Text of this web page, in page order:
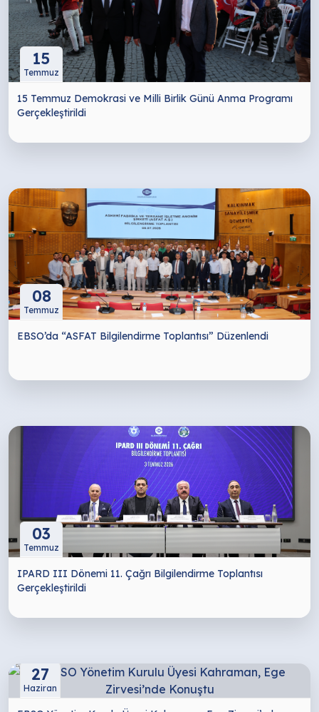
15
Temmuz
15 Temmuz Demokrasi ve Milli Birlik Günü Anma Programı
Gerçekleştirildi
08
Temmuz
EBSO’da “ASFAT Bilgilendirme Toplantısı” Düzenlendi
03
Temmuz
IPARD III Dönemi 11. Çağrı Bilgilendirme Toplantısı
Gerçekleştirildi
27
Haziran